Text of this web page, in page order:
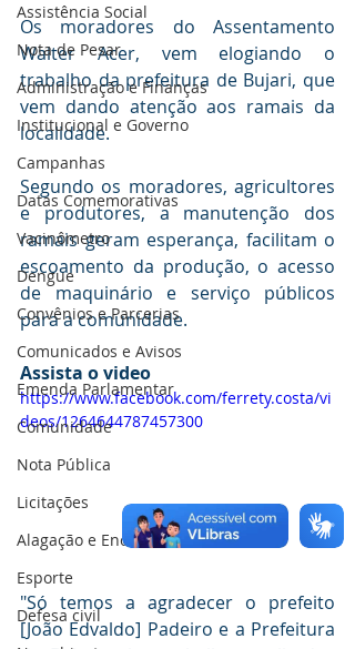
Assistência Social
Nota de Pesar
Administração e Finanças
Institucional e Governo
Campanhas
Datas Comemorativas
Vacinômetro
Dengue
Convênios e Parcerias
Comunicados e Avisos
Emenda Parlamentar
Comunidade
Nota Pública
Licitações
Alagação e Enchente
Esporte
Defesa civil
Os moradores do Assentamento
Walter Acer, vem elogiando o
trabalho da prefeitura de Bujari, que
vem dando atenção aos ramais da
localidade.
Segundo os moradores, agricultores
e produtores, a manutenção dos
ramais geram esperança, facilitam o
escoamento da produção, o acesso
de maquinário e serviço públicos
para a comunidade.
Assista o video
https://www.facebook.com/ferrety.costa/vi
deos/1264644787457300
"Só temos a agradecer o prefeito
[João Edvaldo] Padeiro e a Prefeitura